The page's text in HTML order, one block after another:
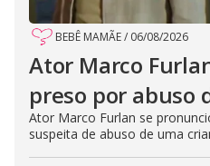
BEBÊ MAMÃE/ 06/08/2026
Ator Marco
preso por abuso
Ator Marco Furlan se
suspeita de abuso de uma